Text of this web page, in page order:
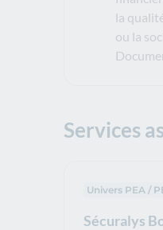
la
ou la
Services
Sécuralys
Univers PEA /